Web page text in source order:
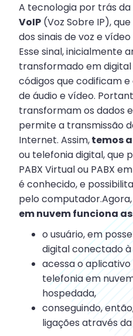
A tecnologia por trás
VoIP (Voz Sobre IP),
dos sinais de voz e
Esse sinal, inicialmente
transformado em
códigos que codificam
de áudio e vídeo.
transformam os dados
permite a transmissão
Internet. Assim,temos
ou telefonia digital, que
PABX Virtual ou PABX
é conhecido, e
pelo
em nuvem funciona
o usuário, em
digital conectado
acessa o
telefonia em
hospedada,
conseguindo,
ligações através